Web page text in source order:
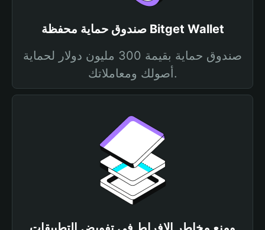
صندوق حماية محفظة Bitget Wallet
صندوق حماية بقيمة 300 مليون دولار لحماية
أصولك ومعاملاتك.